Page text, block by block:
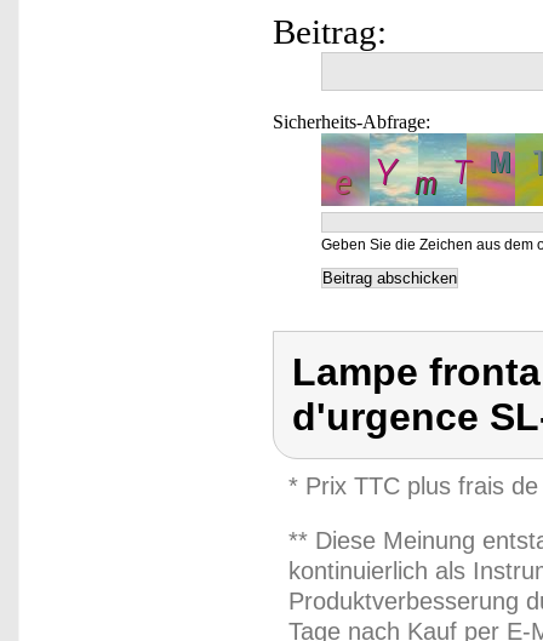
Beitrag:
Sicherheits-Abfrage:
Geben Sie die Zeichen aus dem
Lampe
d'urgence
* Prix TTC plus frais
** Diese Meinung
kontinuierlich als
Produktverbesserung
Tage nach Kauf per E-